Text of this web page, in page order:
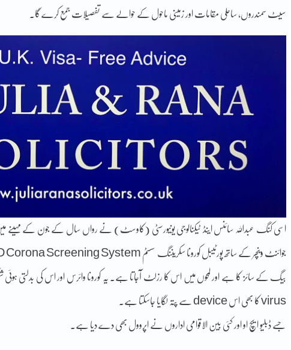
سیٹ سمندروں، ساحلی مقامات اور زمینی ماحول کے حوالے سے تفصیلات جمع کرے گا۔
اسی کنگ عبداللہ سائنس اینڈ ٹیکنالوجی یونیورسٹی (کاوسٹ) نے رواں سال کے جون کے مہینے
virus کا بھی اس device سے پتہ لگایا جاسکتا ہے۔
جسے ڈبلیو ایچ او اور کئی بین الاقوامی اداروں نے اپروول بھی دے دیا ہے۔